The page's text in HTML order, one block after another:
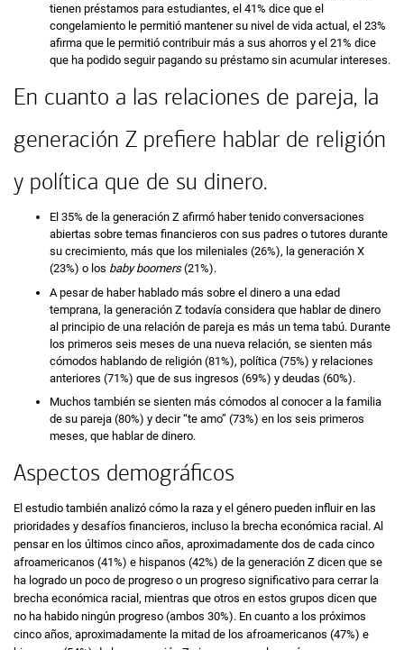
tienen préstamos para estudiantes, el 41% dice que el
congelamiento le permitió mantener su nivel de vida actual, el 23%
afirma que le permitió contribuir más a sus ahorros y el 21% dice
que ha podido seguir pagando su préstamo sin acumular intereses.
En cuanto a las relaciones de pareja, la
generación Z prefiere hablar de religión
y política que de su dinero.
El 35% de la generación Z afirmó haber tenido conversaciones
abiertas sobre temas financieros con sus padres o tutores durante
su crecimiento, más que los mileniales (26%), la generación X
(23%) o los baby boomers(21%).
A pesar de haber hablado más sobre el dinero a una edad
temprana, la generación Z todavía considera que hablar de dinero
al principio de una relación de pareja es más un tema tabú. Durante
los primeros seis meses de una nueva relación, se sienten más
cómodos hablando de religión (81%), política (75%) y relaciones
anteriores (71%) que de sus ingresos (69%) y deudas (60%).
Muchos también se sienten más cómodos al conocer a la familia
de su pareja (80%) y decir “te amo” (73%) en los seis primeros
meses, que hablar de dinero.
Aspectos demográficos
El estudio también analizó cómo la raza y el género pueden influir en las
prioridades y desafíos financieros, incluso la brecha económica racial. Al
pensar en los últimos cinco años, aproximadamente dos de cada cinco
afroamericanos (41%) e hispanos (42%) de la generación Z dicen que se
ha logrado un poco de progreso o un progreso significativo para cerrar la
brecha económica racial, mientras que otros en estos grupos dicen que
no ha habido ningún progreso (ambos 30%). En cuanto a los próximos
cinco años, aproximadamente la mitad de los afroamericanos (47%) e